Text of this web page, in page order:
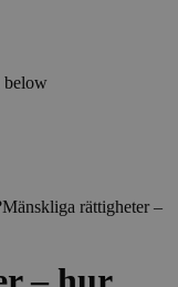
below
Mänskliga rättigheter –